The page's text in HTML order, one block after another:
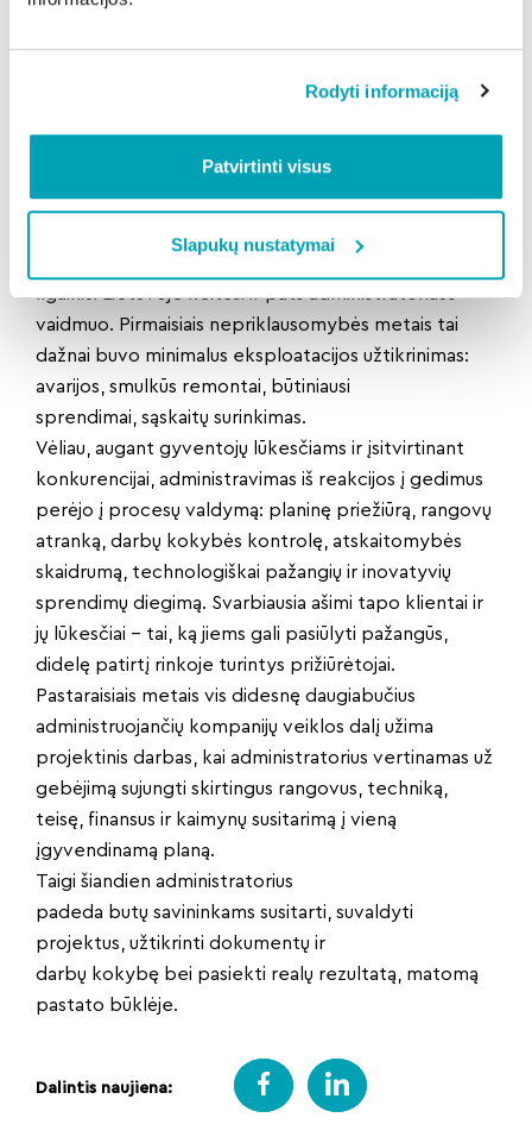
Rodyti informaciją
Patvirtinti visus
Slapukų nustatymai
kartu numatė „atsarginį“ veikimo modelį: kai
savininkai neįsteigia bendrijos ar nesusitaria dėl kitos
paskiria daugiabučių administratorių.
2012 metais patvirtintos tvarkos dar labiau
sukonkretino administratorių parinkimo ir veiklos
procedūras, o tai realiai padėjo
Ilgainiui Lietuvoje keitėsi ir pats administratoriaus
vaidmuo. Pirmaisiais nepriklausomybės metais tai
dažnai buvo minimalus eksploatacijos užtikrinimas:
avarijos, smulkūs remontai, būtiniausi
sprendimai, sąskaitų surinkimas.
Vėliau, augant gyventojų lūkesčiams ir įsitvirtinant
konkurencijai, administravimas iš reakcijos į gedimus
perėjo į procesų valdymą: planinę priežiūrą, rangovų
atranką, darbų kokybės kontrolę, atskaitomybės
skaidrumą, technologiškai pažangių ir inovatyvių
sprendimų diegimą. Svarbiausia ašimi tapo klientai ir
jų lūkesčiai – tai, ką jiems gali pasiūlyti pažangūs,
didelę patirtį rinkoje turintys prižiūrėtojai.
Pastaraisiais metais vis didesnę daugiabučius
administruojančių kompanijų veiklos dalį užima
projektinis darbas, kai administratorius vertinamas už
gebėjimą sujungti skirtingus rangovus, techniką,
teisę, finansus ir kaimynų susitarimą į vieną
įgyvendinamą planą.
Taigi šiandien administratorius
padeda butų savininkams susitarti, suvaldyti
projektus, užtikrinti dokumentų ir
darbų kokybę bei pasiekti realų rezultatą, matomą
pastato būklėje.
Dalintis naujiena: